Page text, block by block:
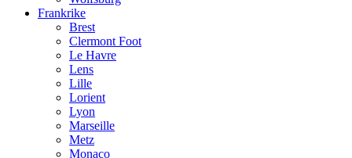
Frankrike
Brest
Clermont Foot
Le Havre
Lens
Lille
Lorient
Lyon
Marseille
Metz
Monaco